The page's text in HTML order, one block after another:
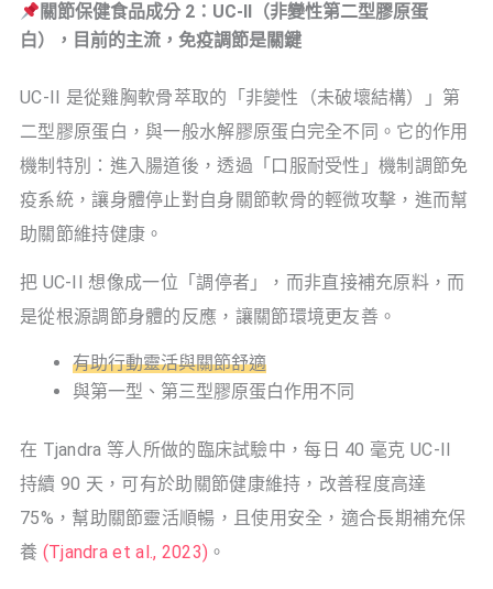
關節保健食品成分 2：UC-II（非變性第二型膠原蛋
白），目前的主流，免疫調節是關鍵
UC-II 是從雞胸軟骨萃取的「非變性（未破壞結構）」第
二型膠原蛋白，與一般水解膠原蛋白完全不同。它的作用
機制特別：進入腸道後，透過「口服耐受性」機制調節免
疫系統，讓身體停止對自身關節軟骨的輕微攻擊，進而幫
助關節維持健康。
把 UC-II 想像成一位「調停者」，而非直接補充原料，而
是從根源調節身體的反應，讓關節環境更友善。
有助行動靈活與關節舒適
與第一型、第三型膠原蛋白作用不同
在 Tjandra 等人所做的臨床試驗中，每日 40 毫克 UC-II
持續 90 天，可有於助關節健康維持，改善程度高達
75%，幫助關節靈活順暢，且使用安全，適合長期補充保
養 (Tjandra et al., 2023) 。